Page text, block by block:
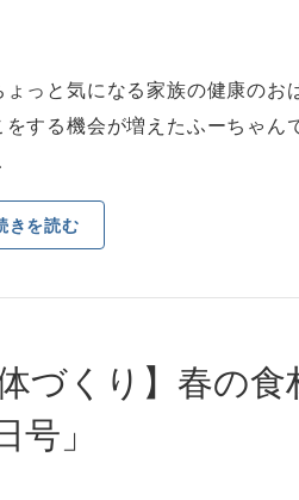
ょっと気になる家族の健康の
をする機会が増えたふーちゃ
きを読む
づくり】春の
」